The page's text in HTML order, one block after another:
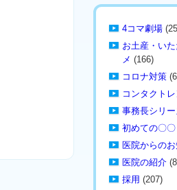
4コマ劇場
お土産・い
メ (166)
コロナ対策
コンタクト
事務長シリ
初めての〇〇
医院からの
医院の紹介
採用 (207)